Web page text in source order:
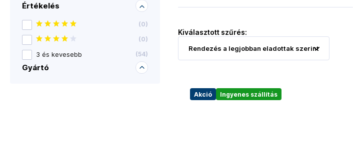
Értékelés
(0)
(0)
3 és kevesebb (54)
Gyártó
Kiválasztott szűrés:
Akció Ingyenes szállítás